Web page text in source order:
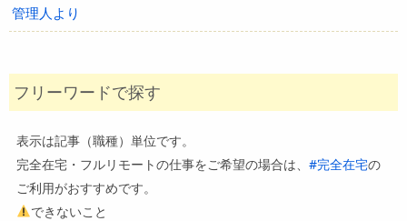
管理人より
フリーワードで探す
表示は記事（職種）単位です。
完全在宅・フルリモートの仕事をご希望の場合は、 #完全在宅の
ご利用がおすすめです。
できないこと